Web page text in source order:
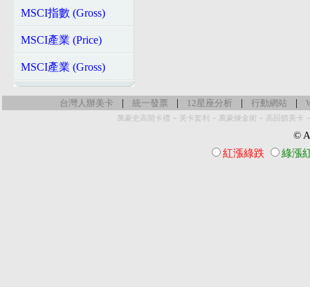
MSCI指數 (Gross)
MSCI產業 (Price)
MSCI產業 (Gross)
台灣人辦美卡 | 統一發票 | 12星座分析 | 行動網站 |
萬豪史高開卡禮 - 美卡套利 - 萬豪煉金術 - 高回饋美卡
©
紅漲綠跌
綠漲